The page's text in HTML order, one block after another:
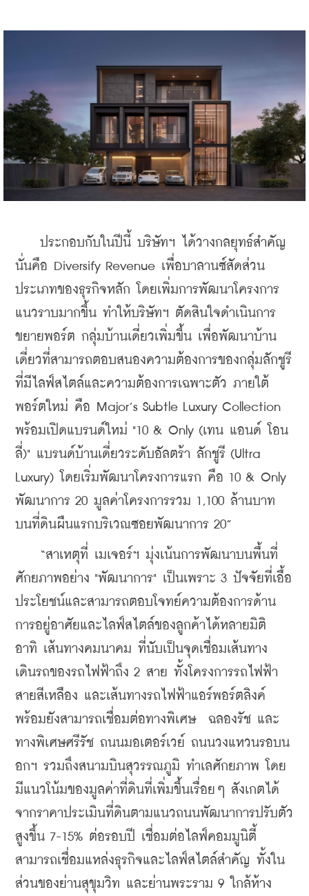
ประกอบกับในปีนี้ บริษัทฯ ได้วางกลยุทธ์สำคัญ
นั่นคือ Diversify Revenue เพื่อบาลานซ์สัดส่วน
ประเภทของธุรกิจหลัก โดยเพิ่มการพัฒนาโครงการ
แนวราบมากขึ้น ทำให้บริษัทฯ ตัดสินใจดำเนินการ
ขยายพอร์ต กลุ่มบ้านเดี่ยวเพิ่มขึ้น เพื่อพัฒนาบ้าน
เดี่ยวที่สามารถตอบสนองความต้องการของกลุ่มลักชูรี
ที่มีไลฟ์สไตล์และความต้องการเฉพาะตัว ภายใต้
พอร์ตใหม่ คือ Major’s Subtle Luxury Collection
พร้อมเปิดแบรนด์ใหม่ "10 & Only (เทน แอนด์ โอน
ลี่)" แบรนด์บ้านเดี่ยวระดับอัลตร้า ลักชูรี (Ultra
Luxury) โดยเริ่มพัฒนาโครงการแรก คือ 10 & Only
พัฒนาการ 20 มูลค่าโครงการรวม 1,100 ล้านบาท
บนที่ดินผืนแรกบริเวณซอยพัฒนาการ 20”
“สาเหตุที่ เมเจอร์ฯ มุ่งเน้นการพัฒนาบนพื้นที่
ศักยภาพอย่าง "พัฒนาการ" เป็นเพราะ 3 ปัจจัยที่เอื้อ
ประโยชน์และสามารถตอบโจทย์ความต้องการด้าน
การอยู่อาศัยและไลฟ์สไตล์ของลูกค้าได้หลายมิติ
อาทิ เส้นทางคมนาคม ที่นับเป็นจุดเชื่อมเส้นทาง
เดินรถของรถไฟฟ้าถึง 2 สาย ทั้งโครงการรถไฟฟ้า
สายสีเหลือง และเส้นทางรถไฟฟ้าแอร์พอร์ตลิงค์
พร้อมยังสามารถเชื่อมต่อทางพิเศษ  ฉลองรัช และ
ทางพิเศษศรีรัช ถนนมอเตอร์เวย์ ถนนวงแหวนรอบน
อกฯ รวมถึงสนามบินสุวรรณภูมิ ทำเลศักยภาพ โดย
มีแนวโน้มของมูลค่าที่ดินที่เพิ่มขึ้นเรื่อยๆ สังเกตได้
จากราคาประเมินที่ดินตามแนวถนนพัฒนาการปรับตัว
สูงขึ้น 7-15% ต่อรอบปี เชื่อมต่อไลฟ์คอมมูนิตี้
สามารถเชื่อมแหล่งธุรกิจและไลฟ์สไตล์สำคัญ ทั้งใน
ส่วนของย่านสุขุมวิท และย่านพระราม 9 ใกล้ห้าง